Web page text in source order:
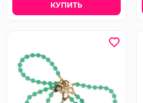
КУПИТЬ